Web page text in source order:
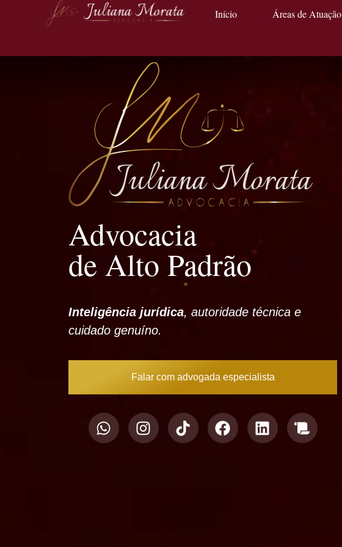
Início Áreas de Atuação
Advocacia
de Alto Padrão
Inteligência jurídica, autoridade técnica e
cuidado genuíno.
Falar com advogada especialista